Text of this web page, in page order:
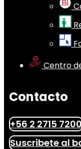
Centro
Contacto
+56 2 2715
Suscribete al